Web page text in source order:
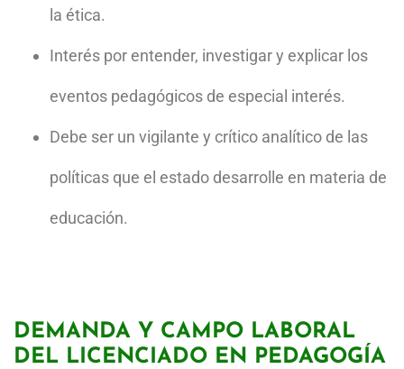
la ética.
Interés por entender, investigar y explicar los
eventos pedagógicos de especial interés.
Debe ser un vigilante y crítico analítico de las
políticas que el estado desarrolle en materia de
educación.
DEMANDA Y CAMPO LABORAL
DEL LICENCIADO EN PEDAGOGÍA